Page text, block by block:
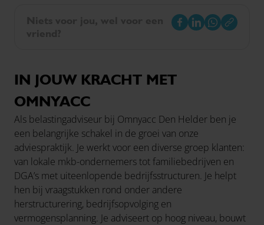
IN JOUW KRACHT MET
OMNYACC
Als belastingadviseur bij Omnyacc Den Helder ben je
een belangrijke schakel in de groei van onze
adviespraktijk. Je werkt voor een diverse groep klanten:
van lokale mkb-ondernemers tot familiebedrijven en
DGA’s met uiteenlopende bedrijfsstructuren. Je helpt
hen bij vraagstukken rond onder andere
herstructurering, bedrijfsopvolging en
vermogensplanning. Je adviseert op hoog niveau, bouwt